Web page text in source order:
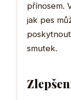
přínosem.
jak pes
smutek.